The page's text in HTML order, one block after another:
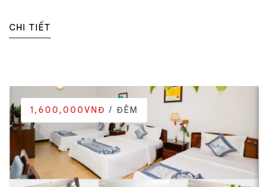
CHI TIẾT
1,600,000VNĐ / ĐÊM